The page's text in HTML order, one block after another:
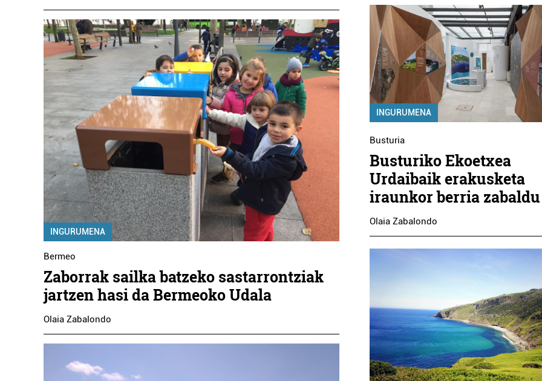
INGURUMENA
Bermeo
Zaborrak sailka batzeko sastarrontziak
jartzen hasi da Bermeoko Udala
Olaia Zabalondo
INGURUMENA
Busturia
Busturiko Ekoetxea
Urdaibaik erakusketa
iraunkor berria
Olaia Zabalondo